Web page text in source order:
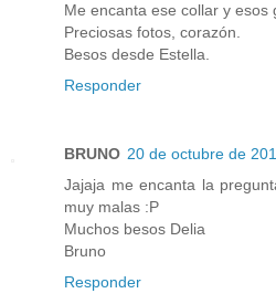
Me encanta ese collar y esos
Preciosas fotos, corazón.
Besos desde Estella.
Responder
BRUNO 20 de octubre de
Jajaja me encanta la
muy malas :P
Muchos besos Delia
Bruno
Responder